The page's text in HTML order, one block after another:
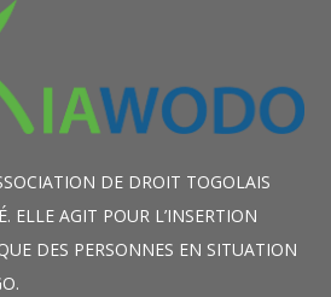
DE DROIT TOGOLAIS
ELLE AGIT POUR L’INSERTION
DES PERSONNES EN SITUATION